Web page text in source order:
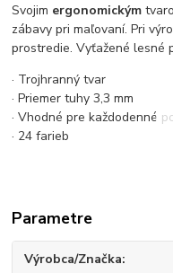
Svojim ergonomickým
zábavy pri maľovaní. Pri
prostredie. Vyťažené lesné
· Trojhranný tvar
· Priemer tuhy 3,3 mm
· Vhodné pre každodenné
· 24 farieb
Parametre
Výrobca/Značka